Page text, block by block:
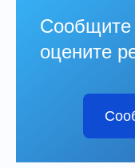
Сообщите
оцените